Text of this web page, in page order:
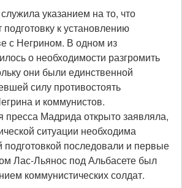
указанием на то, что
к установлению
с Негрином. В одном из
о необходимости разгромить
они были единственной
силу противостоять
и коммунистов.
пресса Мадрида открыто заявляла,
ситуации необходима
подготовкой последовали и первые
Лас-Льянос под Альбасете был
коммунистических солдат.